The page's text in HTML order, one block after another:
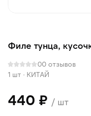
Филе тунца,
00 отзывов
1 шт · КИТАЙ
440 ₽ / шт